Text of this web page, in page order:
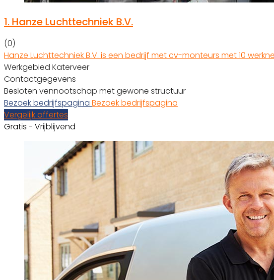
1. Hanze Luchttechniek B.V.
(0)
Hanze Luchttechniek B.V. is een bedrijf met cv-monteurs met 10
Werkgebied Katerveer
Contactgegevens
Besloten vennootschap met gewone structuur
Bezoek bedrijfspagina Bezoek bedrijfspagina
Vergelijk offertes
Gratis - Vrijblijvend